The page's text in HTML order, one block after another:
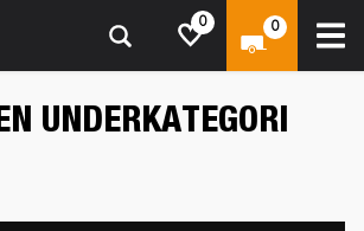
0 0
UNDERKATEGORI